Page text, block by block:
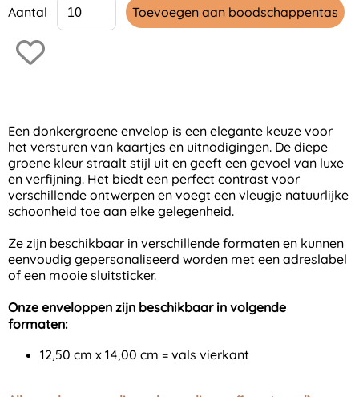
Aantal
Een donkergroene envelop is een elegante keuze voor
het versturen van kaartjes en uitnodigingen. De diepe
groene kleur straalt stijl uit en geeft een gevoel van luxe
en verfijning. Het biedt een perfect contrast voor
verschillende ontwerpen en voegt een vleugje natuurlijke
schoonheid toe aan elke gelegenheid.
Ze zijn beschikbaar in verschillende formaten en kunnen
eenvoudig gepersonaliseerd worden met een adreslabel
of een mooie sluitsticker.
Onze enveloppen zijn beschikbaar in volgende
formaten:
12,50 cm x 14,00 cm = vals vierkant